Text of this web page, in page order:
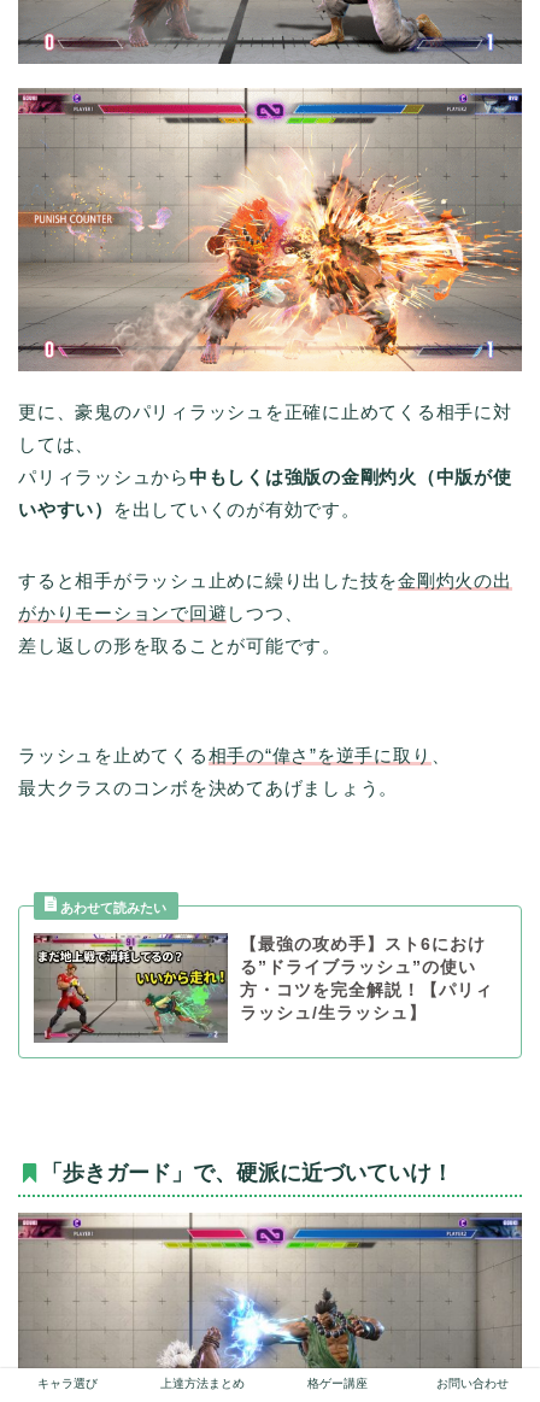
更に、豪鬼のパリィラッシュを正確に止めてくる相手に対
しては、
パリィラッシュから中もしくは強版の金剛灼火（中版が使
いやすい）
を出していくのが有効です。
すると相手がラッシュ止めに繰り出した技を金剛灼火の出
がかりモーションで回避 しつつ、
差し返しの形を取ることが可能です。
ラッシュを止めてくる相手の“偉さ”を逆手に取り 、
最大クラスのコンボを決めてあげましょう。
【最強の攻め手】スト6におけ
る”ドライブラッシュ”の使い
方・コツを完全解説！【パリィ
ラッシュ/生ラッシュ】
「歩きガード」で、硬派に近づいていけ！
キャラ選び 上達方法まとめ 格ゲー講座 お問い合わせ